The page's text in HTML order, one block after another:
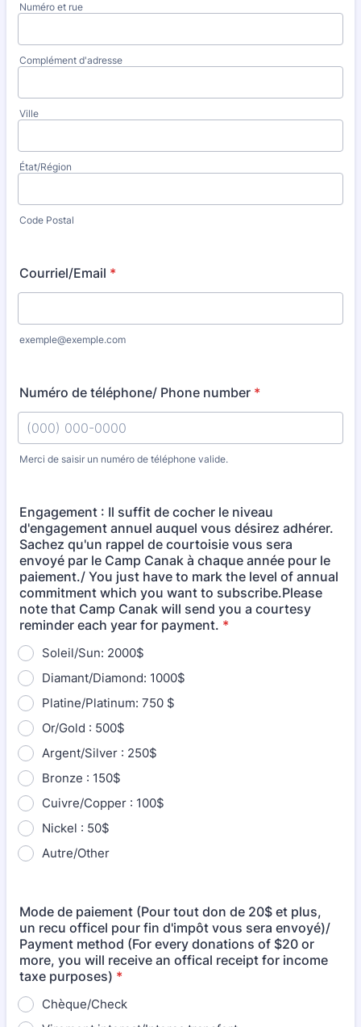
Numéro et rue
Complément d'adresse
Ville
État/Région
Code Postal
Courriel/Email *
exemple@exemple.com
Numéro de téléphone/ Phone number *
Merci de saisir un numéro de téléphone valide.
Engagement : Il suffit de cocher le niveau
d'engagement annuel auquel vous désirez adhérer.
Sachez qu'un rappel de courtoisie vous sera
envoyé par le Camp Canak à chaque année pour le
paiement./ You just have to mark the level of annual
commitment which you want to subscribe.Please
note that Camp Canak will send you a courtesy
reminder each year for payment. *
Soleil/Sun: 2000$
Diamant/Diamond: 1000$
Platine/Platinum: 750 $
Or/Gold : 500$
Argent/Silver : 250$
Bronze : 150$
Cuivre/Copper : 100$
Nickel : 50$
Autre/Other
Mode de paiement (Pour tout don de 20$ et plus,
un recu officel pour fin d'impôt vous sera envoyé)/
Payment method (For every donations of $20 or
more, you will receive an offical receipt for income
taxe purposes) *
Chèque/Check